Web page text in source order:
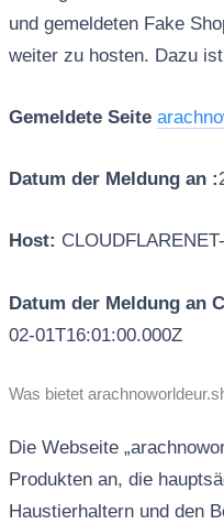
und gemeldeten Fake
weiter zu hosten. Dazu
Gemeldete Seite
Datum der Meldung an :
Host:
Datum der Meldung an
02-01T16:01:00.000Z
Was bietet
Die Webseite
Produkten an, die
Haustierhaltern und den